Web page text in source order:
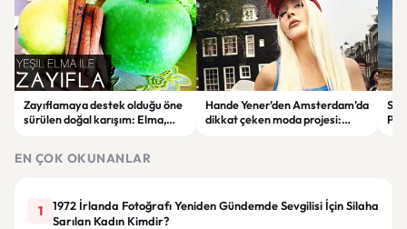
Zayıflamaya destek olduğu öne
sürülen doğal karışım: Elma,
Hande Yener’den Amsterdam’da
dikkat çeken moda projesi:
EN ÇOK OKUNANLAR
1
1972 İrlanda Fotoğrafı Yeniden Gündemde Sevgilisi İçin Silaha
Sarılan Kadın Kimdir?